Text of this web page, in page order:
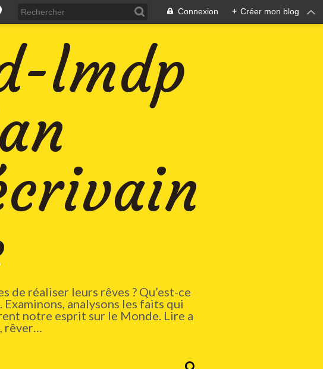
Connexion + Créer mon blog
lmdp
de réaliser leurs rêves ? Qu’est-ce
analysons les faits qui
notre esprit sur le Monde. Lire a
rêver…